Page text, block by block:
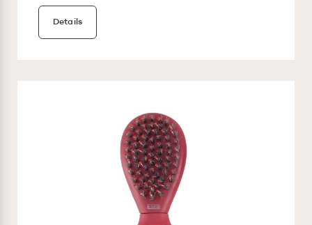
Details